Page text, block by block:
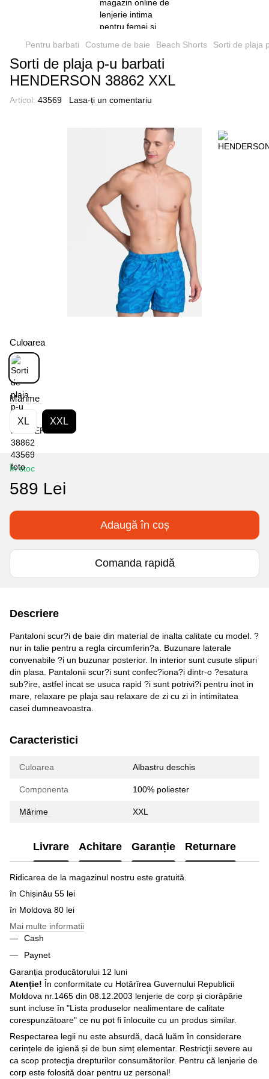
Pentru barbati Costume de baie Beach Shorts Sorti de plaja
Sorti de plaja p-u barbati
HENDERSON 38862 XXL
Articol: 43569 Lasa-ți un comentariu
Culoarea
Mărime
XL XXL
În stoc
589 Lei
Adaugă în coș
Comanda rapidă
Descriere
Pantaloni scur?i de baie din material de inalta calitate cu model. ?
nur in talie pentru a regla circumferin?a. Buzunare laterale
convenabile ?i un buzunar posterior. In interior sunt cusute slipuri
din plasa. Pantalonii scur?i sunt confec?iona?i dintr-o ?esatura
sub?ire, astfel incat se usuca rapid ?i sunt potrivi?i pentru inot in
mare, relaxare pe plaja sau relaxare de zi cu zi in intimitatea
casei dumneavoastra.
Caracteristici
Culoarea Albastru deschis
Componenta 100% poliester
Mărime XXL
Livrare Achitare Garanție Returnare
Ridicarea de la magazinul nostru este gratuită.
în Chișinău 55 lei
în Moldova 80 lei
Mai multe informatii
Cash
Paynet
Garanția producătorului 12 luni
Atenție! În conformitate cu Hotărîrea Guvernului Republicii
Moldova nr.1465 din 08.12.2003 lenjerie de corp și ciorăpărie
sunt incluse în "Lista produselor nealimentare de calitate
corespunzătoare" ce nu pot fi înlocuite cu un produs similar.
Respectarea legii nu este absurdă, dacă luăm în considerare
cerințele de igienă și de bun simț elementar. Restricţii severe au
ca scop protecţia drepturilor consumătorilor. Pentru că lenjerie de
corp este folosită doar pentru uz personal!